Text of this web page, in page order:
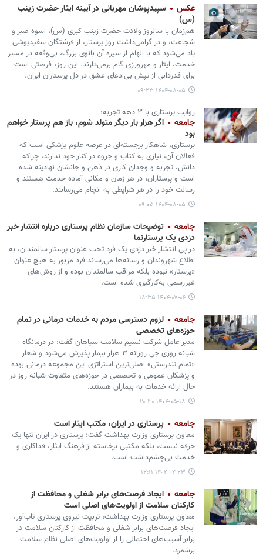
عکس
سپیدپوشان مهربانی در آیینه ایثار حضرت زینب
(س)
هم‌زمان با سالروز ولادت حضرت زینب کبری (س)، اسوه صبر و
شجاعت، و در گرامی‌داشت روز پرستار، از فرشتگان سفیدپوشی
یاد می‌شود که با الهام از سیره آن بانوی بزرگ، بی‌وقفه در مسیر
خدمت، ایثار و مهرورزی گام برمی‌دارند. این روز، فرصتی است
برای قدردانی از تپش بی‌ادعای عشق در دل پرستاران ایران.
۱۴۰۴-۰۸-۰۵ ۰۹:۲۳
روایت پرستاری با ۳ دهه تجربه؛
جامعه
اگر هزار بار دیگر متولد شوم، باز هم پرستار خواهم
بود
پرستاری، شاهکار برجسته‌ای در عرصه علوم پزشکی است که
فعالان آن، نیازی به کتاب و جزوه در کنار خود ندارند، چراکه
دانش، تجربه و وجدان کاری‌ در ذهن و جانشان نهادینه شده
است و پرستاران، در هر زمان و مکانی آماده خدمت‌ هستند و
رسالت خود را در هر شرایطی به انجام می‌رسانند.
۱۴۰۴-۰۸-۰۵ ۰۹:۰۵
جامعه
توضیحات سازمان نظام پرستاری درباره انتشار خبر
دزدی یک پرستارنما
در پی انتشار خبر دزدی یک فرد تحت عنوان پرستار سالمندان، به
اطلاع شهروندان و رسانه‌ها می‌رساند فرد مزبور به هیچ عنوان
«پرستار» نبوده بلکه مراقب سالمندان بوده و از روش‌های
غیررسمی به‌کارگیری شده است.
۱۴۰۴-۰۷-۰۶ ۱۸:۳۵
جامعه
لزوم دسترسی مردم به خدمات درمانی در تمام
حوزه‌های تخصصی
مدیر عامل شرکت نسیم سلامت سپاهان گفت: در درمانگاه
شبانه روزی جی روزانه ۳ هزار بیمار پذیرش می‌شود و شعار
«تمام تندرستی» اصلی‌ترین استراتژی این مجموعه درمانی بوده
و پزشکان عمومی و تخصصی در حوزه‌های متفاوت شبانه روز در
حال ارائه خدمات به بیماران هستند.
۱۴۰۴-۰۵-۱۸ ۲۰:۳۰
جامعه پرستاری در ایران، مکتب ایثار است
معاون پرستاری وزارت بهداشت گفت: پرستاری در ایران تنها یک
حرفه نیست، بلکه مکتبی برخاسته از فرهنگ ایثار، فداکاری و
خدمت بی‌چشم‌داشت است.
۱۴۰۴-۰۴-۲۳ ۱۲:۱۱
جامعه
ایجاد فرصت‌های برابر شغلی و محافظت از
کارکنان سلامت از اولویت‌های اصلی است
معاون پرستاری وزارت بهداشت، تربیت نیروی پرستاری تاب‌آور،
ایجاد فرصت‌های برابر شغلی و محافظت از کارکنان سلامت در
برابر آسیب‌های احتمالی را از اولویت‌های اصلی نظام سلامت
برشمرد.